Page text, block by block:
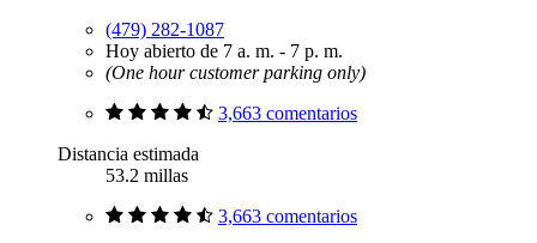
(479) 282-1087
Hoy abierto de 7 a. m. - 7 p. m.
(One hour customer parking only)
3,663 comentarios
Distancia estimada
53.2 millas
3,663 comentarios